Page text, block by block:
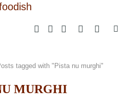
tagged with "Pista nu murghi"
MURGHI